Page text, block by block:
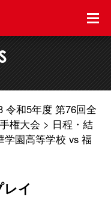
令和5年度 第76回全
権大会
日程・結
学園高等学校 vs 福
イ